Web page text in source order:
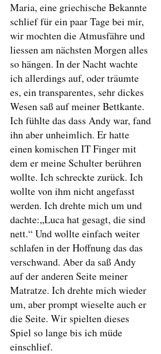
Maria, eine griechische Bekannte
schlief für ein paar Tage bei mir,
wir mochten die Atmusfähre und
liessen am nächsten Morgen alles
so hängen. In der Nacht wachte
ich allerdings auf, oder träumte
es, ein transparentes, sehr dickes
Wesen saß auf meiner Bettkante.
Ich fühlte das dass Andy war, fand
ihn aber unheimlich. Er hatte
einen komischen IT Finger mit
dem er meine Schulter berühren
wollte. Ich schreckte zurück. Ich
wollte von ihm nicht angefasst
werden. Ich drehte mich um und
dachte:„Luca hat gesagt, die sind
nett.“ Und wollte einfach weiter
schlafen in der Hoffnung das das
verschwand. Aber da saß Andy
auf der anderen Seite meiner
Matratze. Ich drehte mich wieder
um, aber prompt wieselte auch er
die Seite. Wir spielten dieses
Spiel so lange bis ich müde
einschlief.